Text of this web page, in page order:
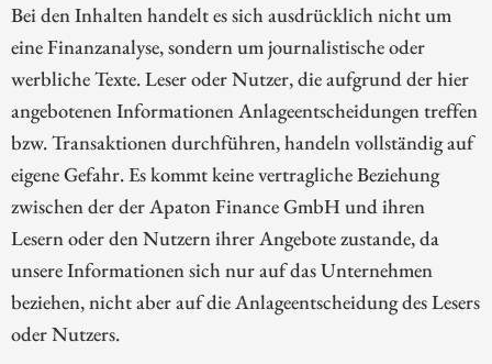
Bei den Inhalten handelt es sich ausdrücklich nicht um
eine Finanzanalyse, sondern um journalistische oder
werbliche Texte. Leser oder Nutzer, die aufgrund der hier
angebotenen Informationen Anlageentscheidungen treffen
bzw. Transaktionen durchführen, handeln vollständig auf
eigene Gefahr. Es kommt keine vertragliche Beziehung
zwischen der der Apaton Finance GmbH und ihren
Lesern oder den Nutzern ihrer Angebote zustande, da
unsere Informationen sich nur auf das Unternehmen
beziehen, nicht aber auf die Anlageentscheidung des Lesers
oder Nutzers.